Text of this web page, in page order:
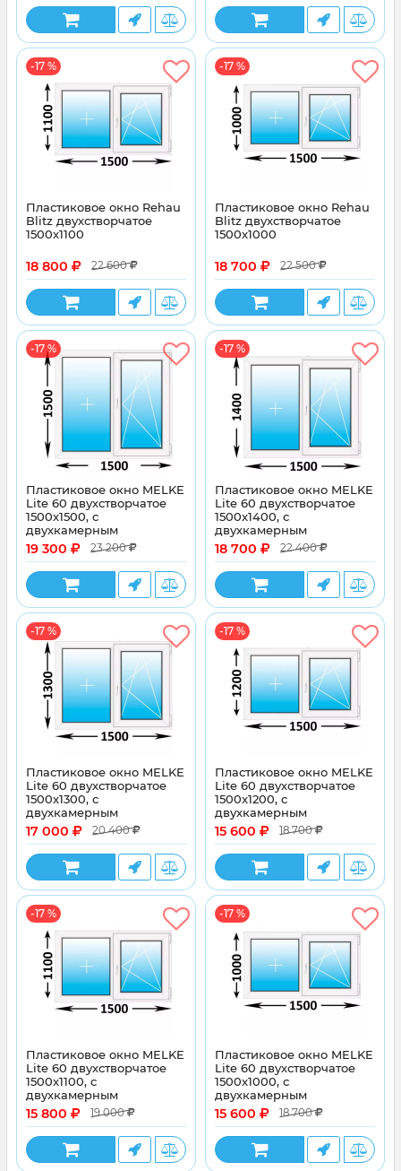
-17 %
Пластиковое окно Rehau
Blitz двухстворчатое
1500x1100
18 800 22 600
-17 %
Пластиковое окно Rehau
Blitz двухстворчатое
1500x1000
18 700 22 500
-17 %
Пластиковое окно MELKE
Lite 60 двухстворчатое
1500x1500, с
двухкамерным
стеклопакетом
19 300 23 200
-17 %
Пластиковое окно MELKE
Lite 60 двухстворчатое
1500x1400, с
двухкамерным
стеклопакетом
18 700 22 400
-17 %
Пластиковое окно MELKE
Lite 60 двухстворчатое
1500x1300, с
двухкамерным
стеклопакетом
17 000 20 400
-17 %
Пластиковое окно MELKE
Lite 60 двухстворчатое
1500x1200, с
двухкамерным
стеклопакетом
15 600 18 700
-17 %
Пластиковое окно MELKE
Lite 60 двухстворчатое
1500x1100, с
двухкамерным
стеклопакетом
15 800 19 000
-17 %
Пластиковое окно MELKE
Lite 60 двухстворчатое
1500x1000, с
двухкамерным
стеклопакетом
15 600 18 700